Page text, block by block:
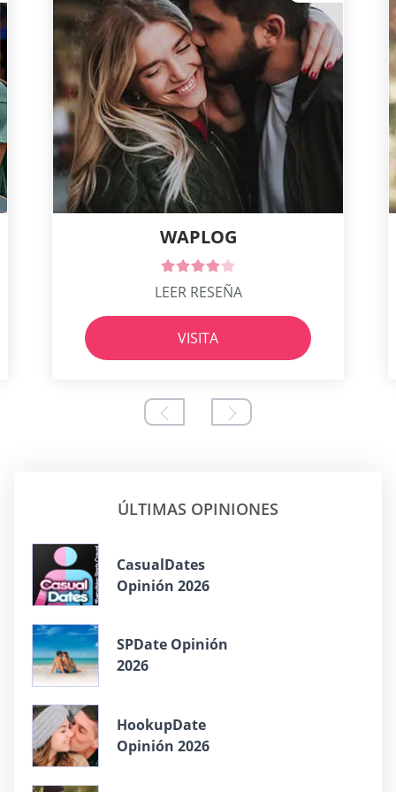
WAPLOG
LEER RESEÑA
VISITA
ÚLTIMAS OPINIONES
СasualDates
Opinión 2026
SPDate Opinión
2026
HookupDate
Opinión 2026